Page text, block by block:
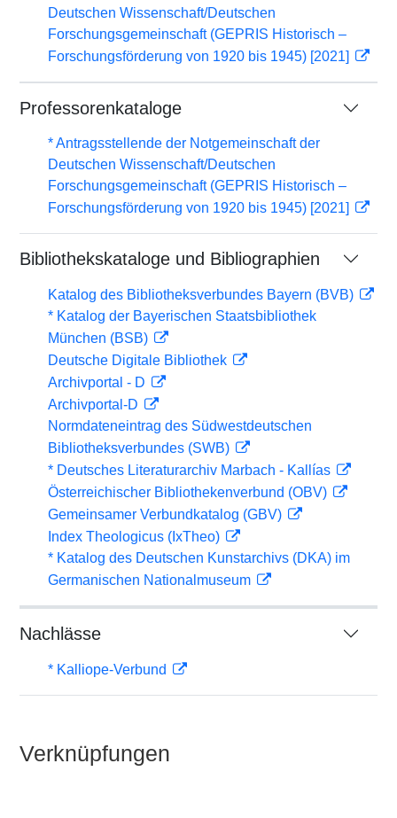
Deutschen Wissenschaft/Deutschen
Forschungsgemeinschaft (GEPRIS Historisch –
Forschungsförderung von 1920 bis 1945) [2021]
Professorenkataloge
* Antragsstellende der Notgemeinschaft der
Deutschen Wissenschaft/Deutschen
Forschungsgemeinschaft (GEPRIS Historisch –
Forschungsförderung von 1920 bis 1945) [2021]
Bibliothekskataloge und Bibliographien
Katalog des Bibliotheksverbundes Bayern (BVB)
* Katalog der Bayerischen Staatsbibliothek
München (BSB)
Deutsche Digitale Bibliothek
Archivportal - D
Archivportal-D
Normdateneintrag des Südwestdeutschen
Bibliotheksverbundes (SWB)
* Deutsches Literaturarchiv Marbach - Kallías
Österreichischer Bibliothekenverbund (OBV)
Gemeinsamer Verbundkatalog (GBV)
Index Theologicus (IxTheo)
* Katalog des Deutschen Kunstarchivs (DKA) im
Germanischen Nationalmuseum
Nachlässe
* Kalliope-Verbund
Verknüpfungen